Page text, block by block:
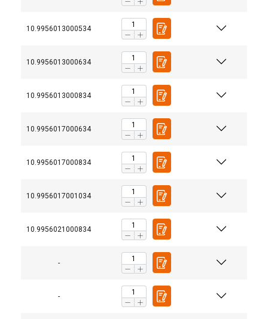
10.9956013000534
10.9956013000634
10.9956013000834
10.9956017000634
10.9956017000834
10.9956017001034
10.9956021000834
-
-